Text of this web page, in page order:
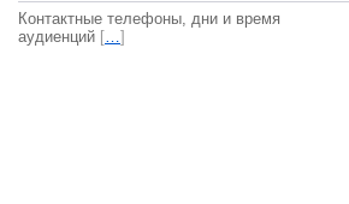
Контактные телефоны, дни и время
аудиенций […]